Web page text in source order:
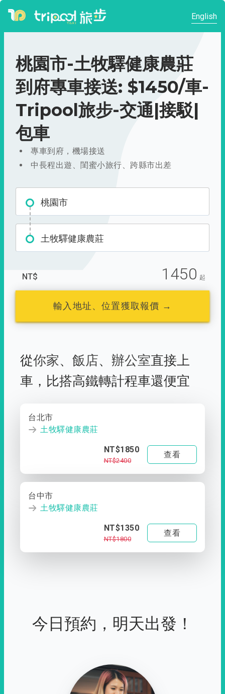
English
桃園市-土牧驛健康農莊
到府專車接送: $1450/車-
Tripool旅步-交通|接駁|
包車
專車到府，機場接送
中長程出遊、閨蜜小旅行、跨縣市出差
桃園市
土牧驛健康農莊
NT$ 1450 起
輸入地址、位置獲取報價 →
從你家、 飯店、 辦公室直接上
車， 比搭高鐵轉計程車還便宜
台北市
土牧驛健康農莊
NT$1850
NT$2400
查看
台中市
土牧驛健康農莊
NT$1350
NT$1800
查看
今日預約，明天出發！